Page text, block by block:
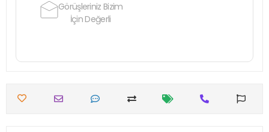
Görüşleriniz Bizim
İçin Değerli